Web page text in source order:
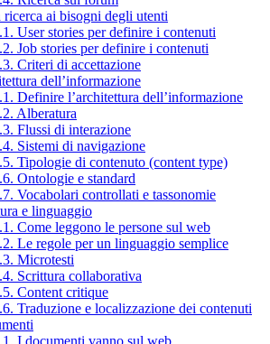
ai bisogni degli utenti
User stories per definire i contenuti
Job stories per definire i contenuti
Criteri di accettazione
dell’informazione
Definire l’architettura dell’informazione
Alberatura
Flussi di interazione
Sistemi di navigazione
Tipologie di contenuto (content type)
Ontologie e standard
Vocabolari controllati e tassonomie
e linguaggio
Come leggono le persone sul web
Le regole per un linguaggio semplice
Microtesti
Scrittura collaborativa
Content critique
Traduzione e localizzazione dei contenuti
I documenti vanno sul web